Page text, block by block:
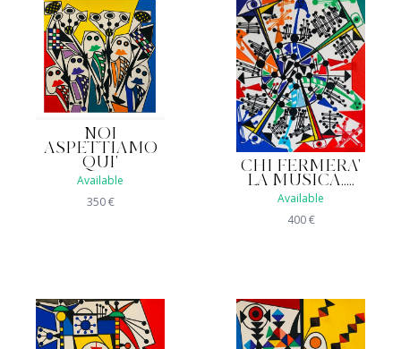
NOI
ASPETTIAMO
QUI'
Available
350€
CHI FERMERA'
LA MUSICA.....
Available
400€